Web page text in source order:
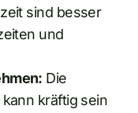
sind besser
und
Die
kräftig sein